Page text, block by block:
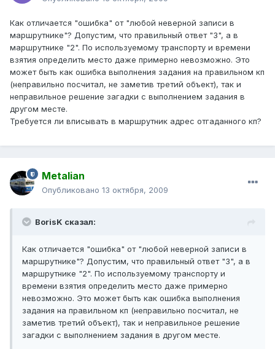
Как отличается "ошибка" от "любой неверной записи в
маршрутнике"? Допустим, что правильный ответ "3", а в
маршрутнике "2". По используемому транспорту и времени
взятия определить место даже примерно невозможно. Это
может быть как ошибка выполнения задания на правильном кп
(неправильно посчитал, не заметив третий объект), так и
неправильное решение загадки с выполнением задания в
другом месте.
Требуется ли вписывать в маршрутник адрес отгаданного кп?
Metalian
Опубликовано 13 октября, 2009
BorisK сказал:
Как отличается "ошибка" от "любой неверной записи в
маршрутнике"? Допустим, что правильный ответ "3", а в
маршрутнике "2". По используемому транспорту и
времени взятия определить место даже примерно
невозможно. Это может быть как ошибка выполнения
задания на правильном кп (неправильно посчитал, не
заметив третий объект), так и неправильное решение
загадки с выполнением задания в другом месте.